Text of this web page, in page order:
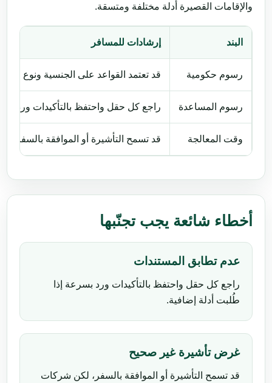
والإقامات القصيرة أدلة مختلفة ومتسقة.
البند إرشادات للمسافر
رسوم حكومية قد تعتمد القواعد على الجنسية ونوع جواز
رسوم المساعدة راجع كل حقل واحتفظ بالتأكيدات ورد
وقت المعالجة قد تسمح التأشيرة أو الموافقة
أخطاء شائعة يجب تجنّبها
عدم تطابق المستندات
راجع كل حقل واحتفظ بالتأكيدات ورد بسرعة إذا
طُلبت أدلة إضافية.
غرض تأشيرة غير صحيح
قد تسمح التأشيرة أو الموافقة بالسفر، لكن شركات